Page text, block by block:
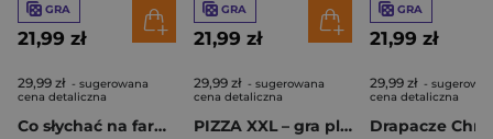
GRA
21,99 zł
29,99 zł - sugerowana
cena detaliczna
Co słychać na farmie? - gra
GRA
21,99 zł
29,99 zł - sugerowana
cena detaliczna
PIZZA XXL – gra planszowa
GRA
21,99 zł
29,99 zł -
cena detaliczna